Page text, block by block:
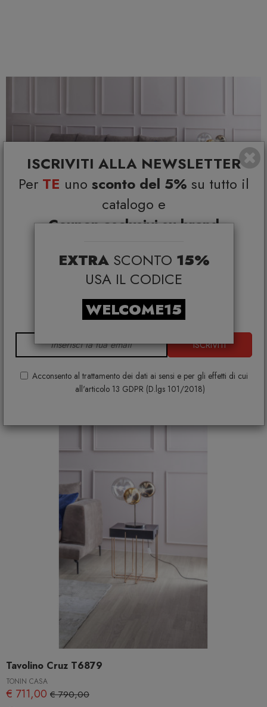
ISCRIVITI ALLA NEWSLETTER
Per TE uno sconto del 5% su tutto il
catalogo e
Coupon esclusivi su brand
*Coupon non cumulabile con altre promo e non
applicabile su:
Smeg, Bontempi Casa, Samsonite, BBB Italia,
Franke, Gufram, Memphis, Plust, Gervasoni,
Samsung, Faber, Dunavox, Zafferano, VG, Slide
ISCRIVITI
Acconsento al trattamento dei dati ai sensi e per gli effetti di cui
all'articolo 13 GDPR (D.lgs 101/2018)
EXTRA SCONTO 15%
USA IL CODICE
WELCOME15
Tavolino Cruz T6878
€ 1.041,00
+ VARIANTI DISPONIBILI
Tavolino Cruz T6879
TONIN CASA
€ 711,00 € 790,00